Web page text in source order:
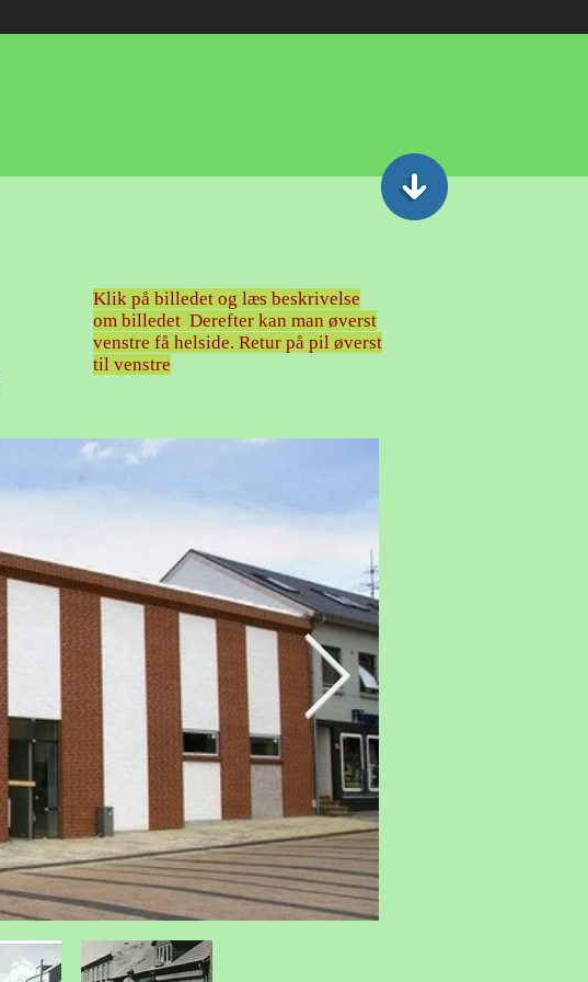
Klik på billedet og læs beskrivelse
om billedet Derefter kan man øverst
venstre få helside. Retur på pil øverst
til venstre